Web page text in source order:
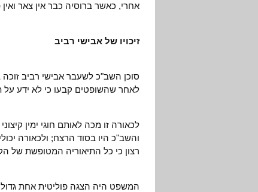
אחרי, כאשר ברוסיה כבר אין צאר ואין
זיכויו של אבישי רביב
סוכן השב"כ לשעבר אבישי רביב
לאחר שהשופטים קבעו כי לא ידע על
לכאורה זו מכה לאותם חוגי ימין
והשב"כ היו בסוד הרצח; ולכאורה
רצון כי כל התיאוריה המטופשת של
המשפט היה הצגה פוליטית אחת